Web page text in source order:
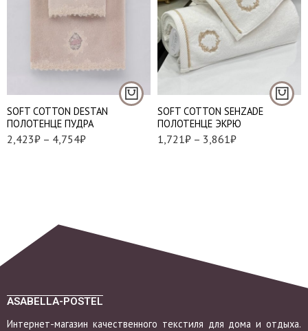
SOFT СOTTON DESTAN
ПОЛОТЕНЦЕ ПУДРА
2,423₽ – 4,754₽
50*100 см. - 1 шт.
SOFT СOTTON SEHZADE
ПОЛОТЕНЦЕ ЭКРЮ
1,721₽ – 3,861₽
50*100 см. - 1 шт.
85*150 см. - 1 шт.
ASABELLA-POSTEL
Интернет-магазин качественного текстиля для дома и отдыха.